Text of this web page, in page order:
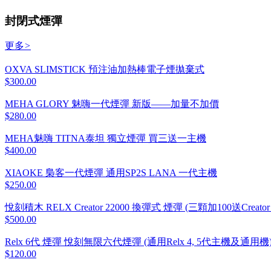
封閉式煙彈
更多>
OXVA SLIMSTICK 預注油加熱棒電子煙拋棄式
$300.00
MEHA GLORY 魅嗨一代煙彈 新版——加量不加價
$280.00
MEHA魅嗨 TITNA泰坦 獨立煙彈 買三送一主機
$400.00
XIAOKE 梟客一代煙彈 通用SP2S LANA 一代主機
$250.00
悅刻積木 RELX Creator 22000 換彈式 煙彈 (三顆加100送
$500.00
Relx 6代 煙彈 悅刻無限六代煙彈 (通用Relx 4, 5代主機及通用
$120.00